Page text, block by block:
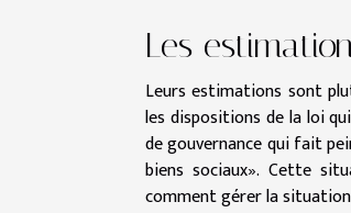
Les
Leurs estimations sont
les dispositions de la loi
de gouvernance qui fait
biens sociaux». Cette
comment gérer la